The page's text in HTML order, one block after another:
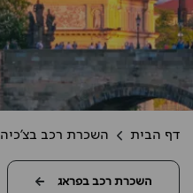
דף הבית השכרת רכב בצ'כיה
השכרת רכב בפראג